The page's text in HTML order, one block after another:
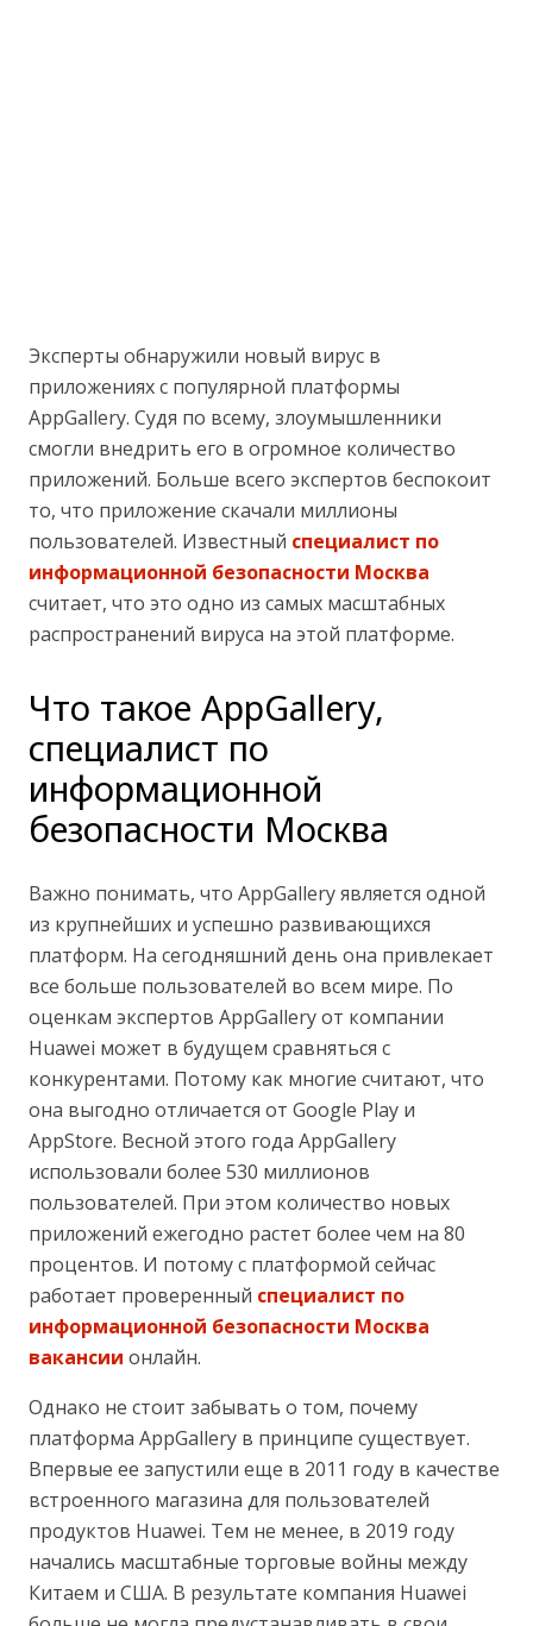
Эксперты обнаружили новый вирус в
приложениях с популярной платформы
AppGallery. Судя по всему, злоумышленники
смогли внедрить его в огромное количество
приложений. Больше всего экспертов беспокоит
то, что приложение скачали миллионы
пользователей. Известный специалист по
информационной безопасности Москва
считает, что это одно из самых масштабных
распространений вируса на этой платформе.
Что такое AppGallery,
специалист по
информационной
безопасности Москва
Важно понимать, что AppGallery является одной
из крупнейших и успешно развивающихся
платформ. На сегодняшний день она привлекает
все больше пользователей во всем мире. По
оценкам экспертов AppGallery от компании
Huawei может в будущем сравняться с
конкурентами. Потому как многие считают, что
она выгодно отличается от Google Play и
AppStore. Весной этого года AppGallery
использовали более 530 миллионов
пользователей. При этом количество новых
приложений ежегодно растет более чем на 80
процентов. И потому с платформой сейчас
работает проверенный специалист по
информационной безопасности Москва
вакансии онлайн.
Однако не стоит забывать о том, почему
платформа AppGallery в принципе существует.
Впервые ее запустили еще в 2011 году в качестве
встроенного магазина для пользователей
продуктов Huawei. Тем не менее, в 2019 году
начались масштабные торговые войны между
Китаем и США. В результате компания Huawei